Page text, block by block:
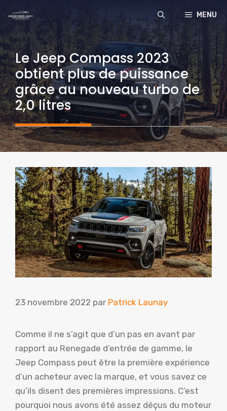
contenu
MENU
Le Jeep Compass 2023
obtient plus de puissance
grâce au nouveau turbo de
2,0 litres
23 novembre 2022 par Patrick Launay
Comme il ne s’agit que d’un pas en avant par
rapport au Renegade d’entrée de gamme, le
Jeep Compass peut être la première expérience
d’un acheteur avec la marque, et vous savez ce
qu’ils disent des premières impressions. C’est
pourquoi nous avons été assez déçus du moteur